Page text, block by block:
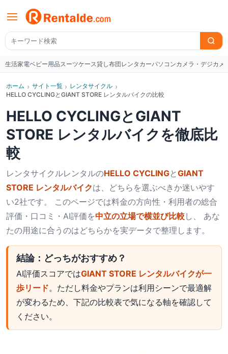
生活家電ベビー用品スーツケース貸し布団レンタカーパソコンカメラ・デジカメ
ホーム › サイト一覧 › レンタサイクル ›
HELLO CYCLINGとGIANT STORE レンタルバイクの比較
HELLO CYCLINGとGIANT
STORE レンタルバイクを徹底比
較
レンタサイクルレンタルのHELLO CYCLINGとGIANT
STORE レンタルバイクは、どちらを選ぶべきか迷いやす
い2社です。 このページでは料金の方向性・利用者の総合
評価・口コミ・AI評価を中立の立場で横並び比較し、 あな
たの用途に合うのはどちらかを実データで整理します。
結論：どっちがおすすめ？
AI評価スコアではGIANT STORE レンタルバイクが一
歩リード。ただし料金やプランは利用シーンで最適解
が変わるため、下記の比較表で気になる軸を確認して
ください。